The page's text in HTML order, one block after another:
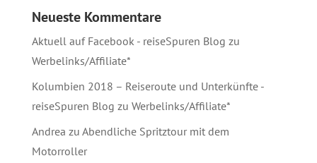
Neueste Kommentare
Aktuell auf Facebook - reiseSpuren Blog zu
Werbelinks/Affiliate*
Kolumbien 2018 – Reiseroute und Unterkünfte -
reiseSpuren Blog zu Werbelinks/Affiliate*
Andrea zu Abendliche Spritztour mit dem
Motorroller